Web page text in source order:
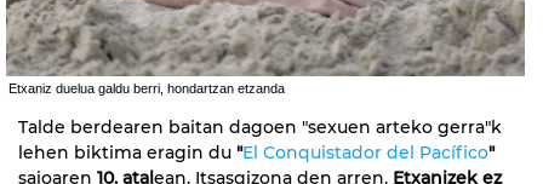
Etxaniz duelua galdu berri, hondartzan etzanda
Talde berdearen baitan dagoen "sexuen arteko gerra"k
lehen biktima eragin du "El Conquistador del Pacífico"
saioaren 10. atalean. Itsasgizona den arren, Etxanizek ez